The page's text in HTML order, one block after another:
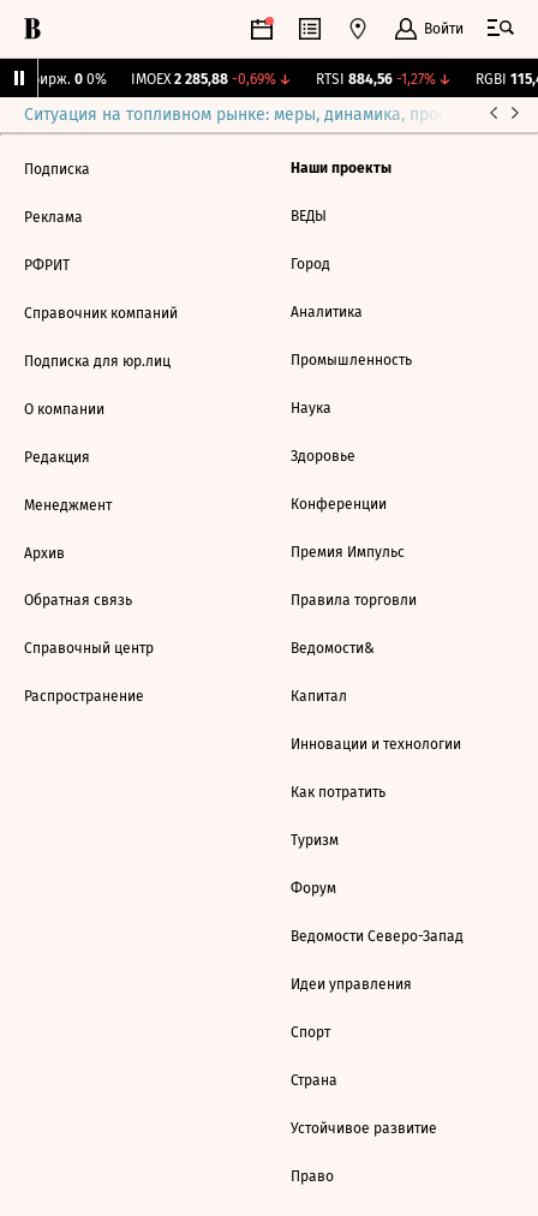
Войти
Бирж. 0 0% IMOEX 2 285,88 -0,69%↓ RTSI 884,56 -1,27%↓ RGBI 115,4
Ситуация на топливном рынке: меры, динамика, прогнозы
Подписка
Реклама
РФРИТ
Справочник компаний
Подписка для юр.лиц
О компании
Редакция
Менеджмент
Архив
Обратная связь
Справочный центр
Распространение
Наши проекты
ВЕДЫ
Город
Аналитика
Промышленность
Наука
Здоровье
Конференции
Премия Импульс
Правила торговли
Ведомости&
Капитал
Инновации и технологии
Как потратить
Туризм
Форум
Ведомости Северо-Запад
Идеи управления
Спорт
Страна
Устойчивое развитие
Право